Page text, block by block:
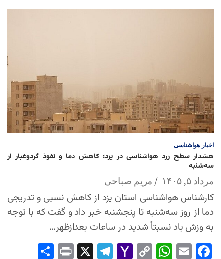
اخبار هواشناسی
هشدار سطح زرد هواشناسی در یزد؛ کاهش دما و نفوذ گردوغبار از
سه‌شنبه
مرداد ۵, ۱۴۰۵ مریم صباحی
کارشناس هواشناسی استان یزد از کاهش نسبی و تدریجی
دما از روز سه‌شنبه تا پنجشنبه خبر داد و گفت که با توجه
به وزش باد نسبتاً شدید در ساعات بعدازظهر…
Fac
Em
Wh
Co
Yah
Tel
Pri